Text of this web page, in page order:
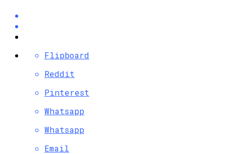
Flipboard
Reddit
Pinterest
Whatsapp
Whatsapp
Email